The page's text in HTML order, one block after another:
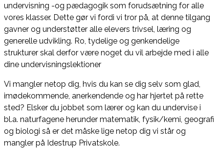
undervisning -og pædagogik som forudsætning for alle
vores klasser. Dette gør vi fordi vi tror på, at denne tilgang
gavner og understøtter alle elevers trivsel, læring og
generelle udvikling. Ro, tydelige og genkendelige
strukturer skal derfor være noget du vil arbejde med i alle
dine undervisningslektioner
Vi mangler netop dig, hvis du kan se dig selv som glad,
imødekommende, anerkendende og har hjertet på rette
sted? Elsker du jobbet som lærer og kan du undervise i
bl.a. naturfagene herunder matematik, fysik/kemi, geografi
og biologi så er det måske lige netop dig vi står og
mangler på Idestrup Privatskole.